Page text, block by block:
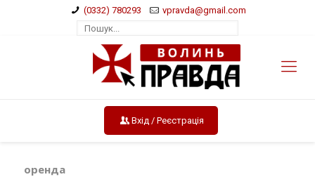
(0332) 780293 vpravda@gmail.com
Вхід / Реєстрація
оренда